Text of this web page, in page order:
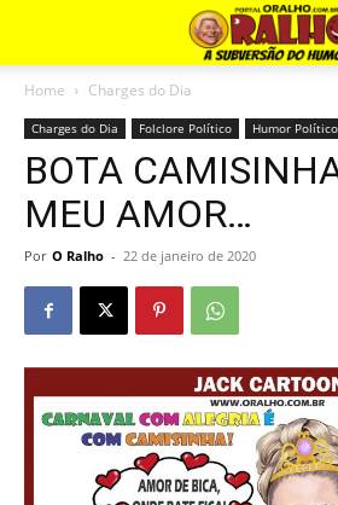
Home Charges do Dia
Charges do Dia Folclore Político Humor
BOTA
MEU AMOR…
Por O Ralho - 22 de janeiro de 2020